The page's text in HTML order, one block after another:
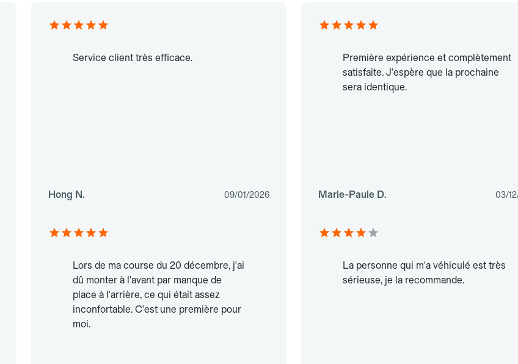
Service client très efficace.
Hong N. 09/01/2026
Première expérience et complètement
satisfaite. J'espère que la prochaine
sera identique.
Marie-Paule D. 03/
Lors de ma course du 20 décembre, j'ai
dû monter à l'avant par manque de
place à l'arrière, ce qui était assez
inconfortable. C'est une première pour
moi.
La personne qui m'a véhiculé est très
sérieuse, je la recommande.